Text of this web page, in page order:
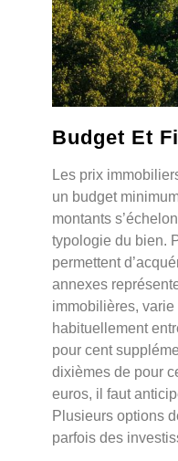
Budget Et
Les prix
un budget
montants
typologie du bien.
permettent
annexes
immobilières,
habituellement
pour cent
dixièmes de pour
euros, il faut
Plusieurs options
parfois des